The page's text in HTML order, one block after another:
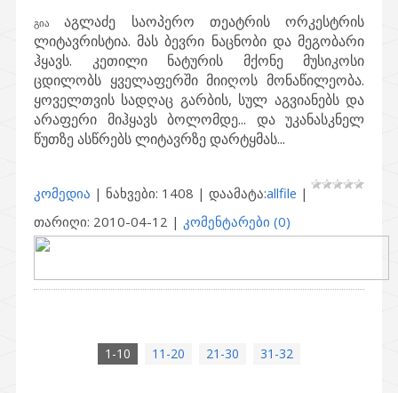
გიააგლაძე საოპერო თეატრის ორკესტრის
ლიტავრისტია. მას ბევრი ნაცნობი და მეგობარი
ჰყავს. კეთილი ნატურის მქონე მუსიკოსი
ცდილობს ყველაფერში მიიღოს მონაწილეობა.
ყოველთვის სადღაც გარბის, სულ აგვიანებს და
არაფერი მიჰყავს ბოლომდე... და უკანასკნელ
წუთზე ასწრებს ლიტავრზე დარტყმას...
კომედია | ნახვები: 1408 | დაამატა:allfile |
თარიღი: 2010-04-12 | კომენტარები (0)
1-10 11-20 21-30 31-32